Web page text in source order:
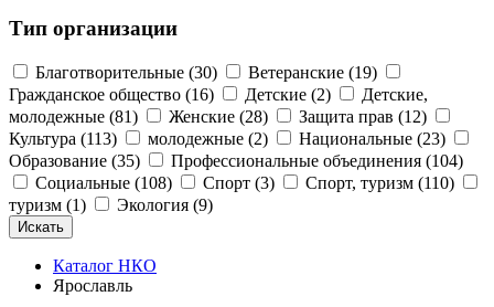
Тип организации
Благотворительные (30)
Ветеранские (19)
Гражданское общество (16)
Детские (2)
Детские,
молодежные (81)
Женские (28)
Защита прав (12)
Культура (113)
молодежные (2)
Национальные (23)
Образование (35)
Профессиональные объединения (104)
Социальные (108)
Спорт (3)
Спорт, туризм (110)
туризм (1)
Экология (9)
Каталог НКО
Ярославль